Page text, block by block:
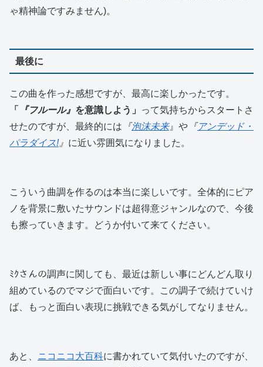
ゃ精神論ですみません)。
最後に
この曲を作った感想ですが、最高に楽しかったです。
「
『フルール』 を意識しよう」
って気持ちからスタートさ
せたのですが、最終的には 『泡沫未来』や 『 アンデッド・
パラダイス!』 に近い雰囲気になりました。
こういう曲調を作るのは本当に楽しいです。全体的にピア
ノを背景に敷いたサウンドは超得意ジャンルなので、今後
も擦っていきます。どうか付いて来てください。
ﾐｸさんの調声に関しても、最近は新しい事にどんどん取り
組めているのでマジで面白いです。この調子で続けていけ
ば、もっと面白い表現に挑戦できる気がしてなりません。
あと、 ニコニコ大百科に書かれていて気付いたのですが、